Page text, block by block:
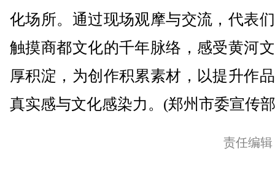
化场所。通过现场观摩与交流，代表
触摸商都文化的千年脉络，感受黄河
厚积淀，为创作积累素材，以提升作
真实感与文化感染力。(郑州市委宣传
责任编